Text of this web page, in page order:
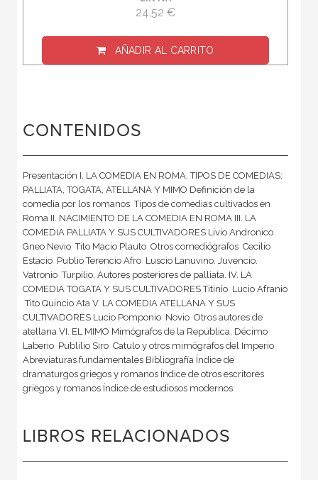
24,52 €
AÑADIR AL CARRITO
CONTENIDOS
Presentación I. LA COMEDIA EN ROMA. TIPOS DE COMEDIAS:
PALLIATA, TOGATA, ATELLANA Y MIMO Definición de la
comedia por los romanos  Tipos de comedias cultivados en
Roma II. NACIMIENTO DE LA COMEDIA EN ROMA III. LA
COMEDIA PALLIATA Y SUS CULTIVADORES Livio Andronico 
Gneo Nevio  Tito Macio Plauto  Otros comediógrafos  Cecilio
Estacio  Publio Terencio Afro  Luscio Lanuvino. Juvencio.
Vatronio  Turpilio. Autores posteriores de palliata. IV. LA
COMEDIA TOGATA Y SUS CULTIVADORES Titinio  Lucio Afranio
 Tito Quincio Ata V. LA COMEDIA ATELLANA Y SUS
CULTIVADORES Lucio Pomponio  Novio  Otros autores de
atellana VI. EL MIMO Mimógrafos de la República, Décimo
Laberio  Publilio Siro  Catulo y otros mimógrafos del Imperio
Abreviaturas fundamentales Bibliografía Índice de
dramaturgos griegos y romanos Índice de otros escritores
griegos y romanos Índice de estudiosos modernos
LIBROS RELACIONADOS